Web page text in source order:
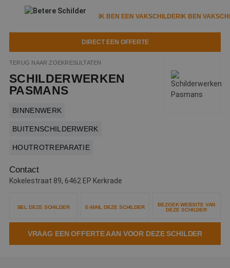
IK BEN EEN VAKSCHILDERIK BEN
DIRECT EEN OFFERTE
IK BEN EEN VAKSCHILDER
Documenten
Kennisbank
Trainingen
Partners
IK ZOEK EEN VAKSCHILDERVAKSCHILDER ZOEKEN
Zoeken naar een schilder
Tips
Service
Binnenschilderwerk
Over ons
Nieuws & blog
TERUG NAAR ZOEKRESULTATEN
SCHILDERWERKEN
PASMANS
BINNENWERK
BUITENSCHILDERWERK
HOUTROTREPARATIE
Contact
Kokelestraat 89, 6462 EP Kerkrade
BEL DEZE SCHILDER E-MAIL DEZE SCHILDER
BEZOEK WEBSITE VAN
DEZE SCHILDER
VRAAG EEN OFFERTE AAN VOOR DEZE SCHILDER